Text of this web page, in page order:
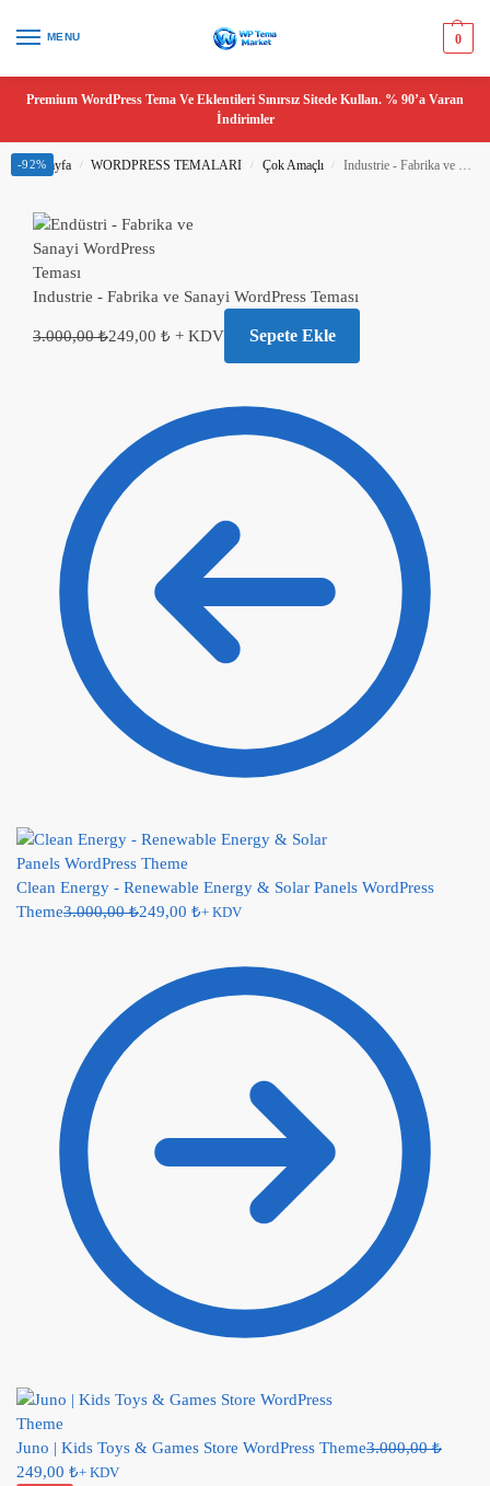
MENU 0
Premium WordPress Tema Ve Eklentileri Sınırsız Sitede Kullan. % 90’a Varan
İndirimler
Ana Sayfa / WORDPRESS TEMALARI / Çok Amaçlı / Industrie - Fabrika ve Sanayi WordPress Teması
Industrie - Fabrika ve Sanayi WordPress Teması
3.000,00₺249,00 ₺ + KDV Sepete Ekle
Clean Energy - Renewable Energy & Solar Panels WordPress
Theme3.000,00₺249,00 ₺+ KDV
Juno | Kids Toys & Games Store WordPress Theme3.000,00₺
249,00 ₺+ KDV
-92%